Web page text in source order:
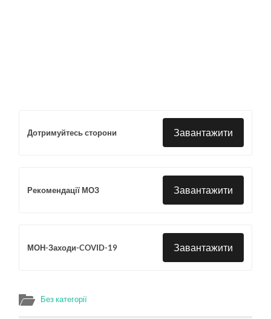
Дотримуйтесь сторони Завантажити
Рекомендації МОЗ Завантажити
МОН-Заходи-COVID-19 Завантажити
Без категорії